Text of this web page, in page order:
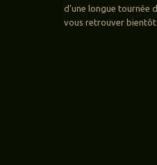
d’une longue tournée
vous retrouver bientôt